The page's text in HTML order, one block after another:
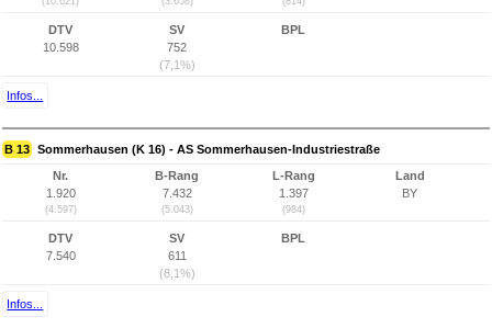
DTV
10.598
SV
752
(7,1%)
BPL
Infos...
B 13 Sommerhausen (K 16) - AS Sommerhausen-Industriestraße
Nr.
1.920
(4.597)
B-Rang
7.432
(5.043)
L-Rang
1.397
(984)
Land
BY
DTV
7.540
SV
611
(8,1%)
BPL
Infos...